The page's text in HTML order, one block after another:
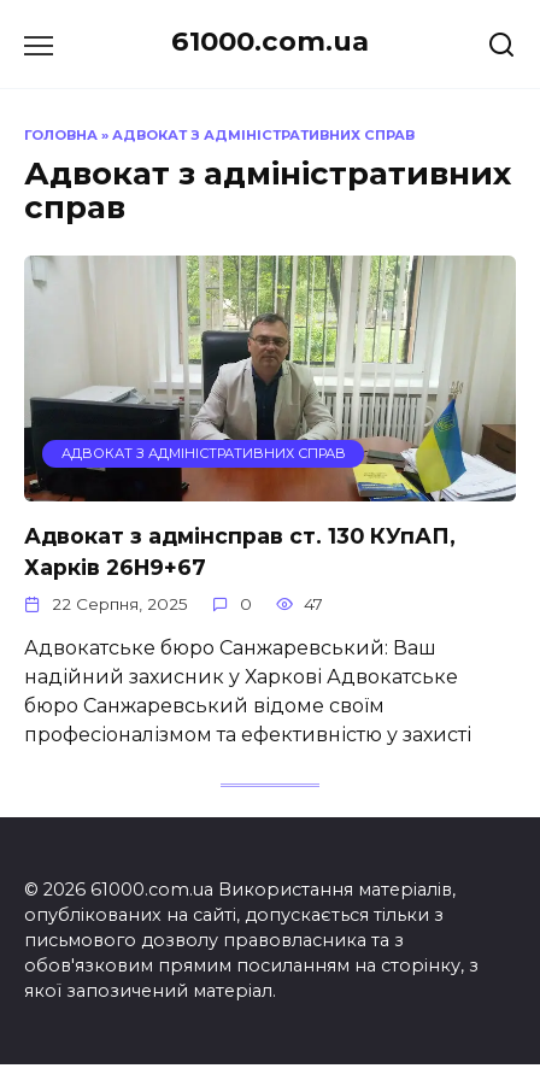
до
61000.com.ua
ГОЛОВНА » АДВОКАТ З АДМІНІСТРАТИВНИХ СПРАВ
Адвокат з адміністративних
справ
АДВОКАТ З АДМІНІСТРАТИВНИХ СПРАВ
Адвокат з адмінсправ ст. 130 КУпАП,
Харків 26H9+67
22 Серпня, 2025 0 47
Адвокатське бюро Санжаревський: Ваш
надійний захисник у Харкові Адвокатське
бюро Санжаревський відоме своїм
професіоналізмом та ефективністю у захисті
© 2026 61000.com.ua Використання матеріалів,
опублікованих на сайті, допускається тільки з
письмового дозволу правовласника та з
обов'язковим прямим посиланням на сторінку, з
якої запозичений матеріал.